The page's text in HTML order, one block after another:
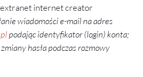
internet creator
wiadomości e-mail na adres
podając identyfikator (login) konta;
hasła podczas rozmowy